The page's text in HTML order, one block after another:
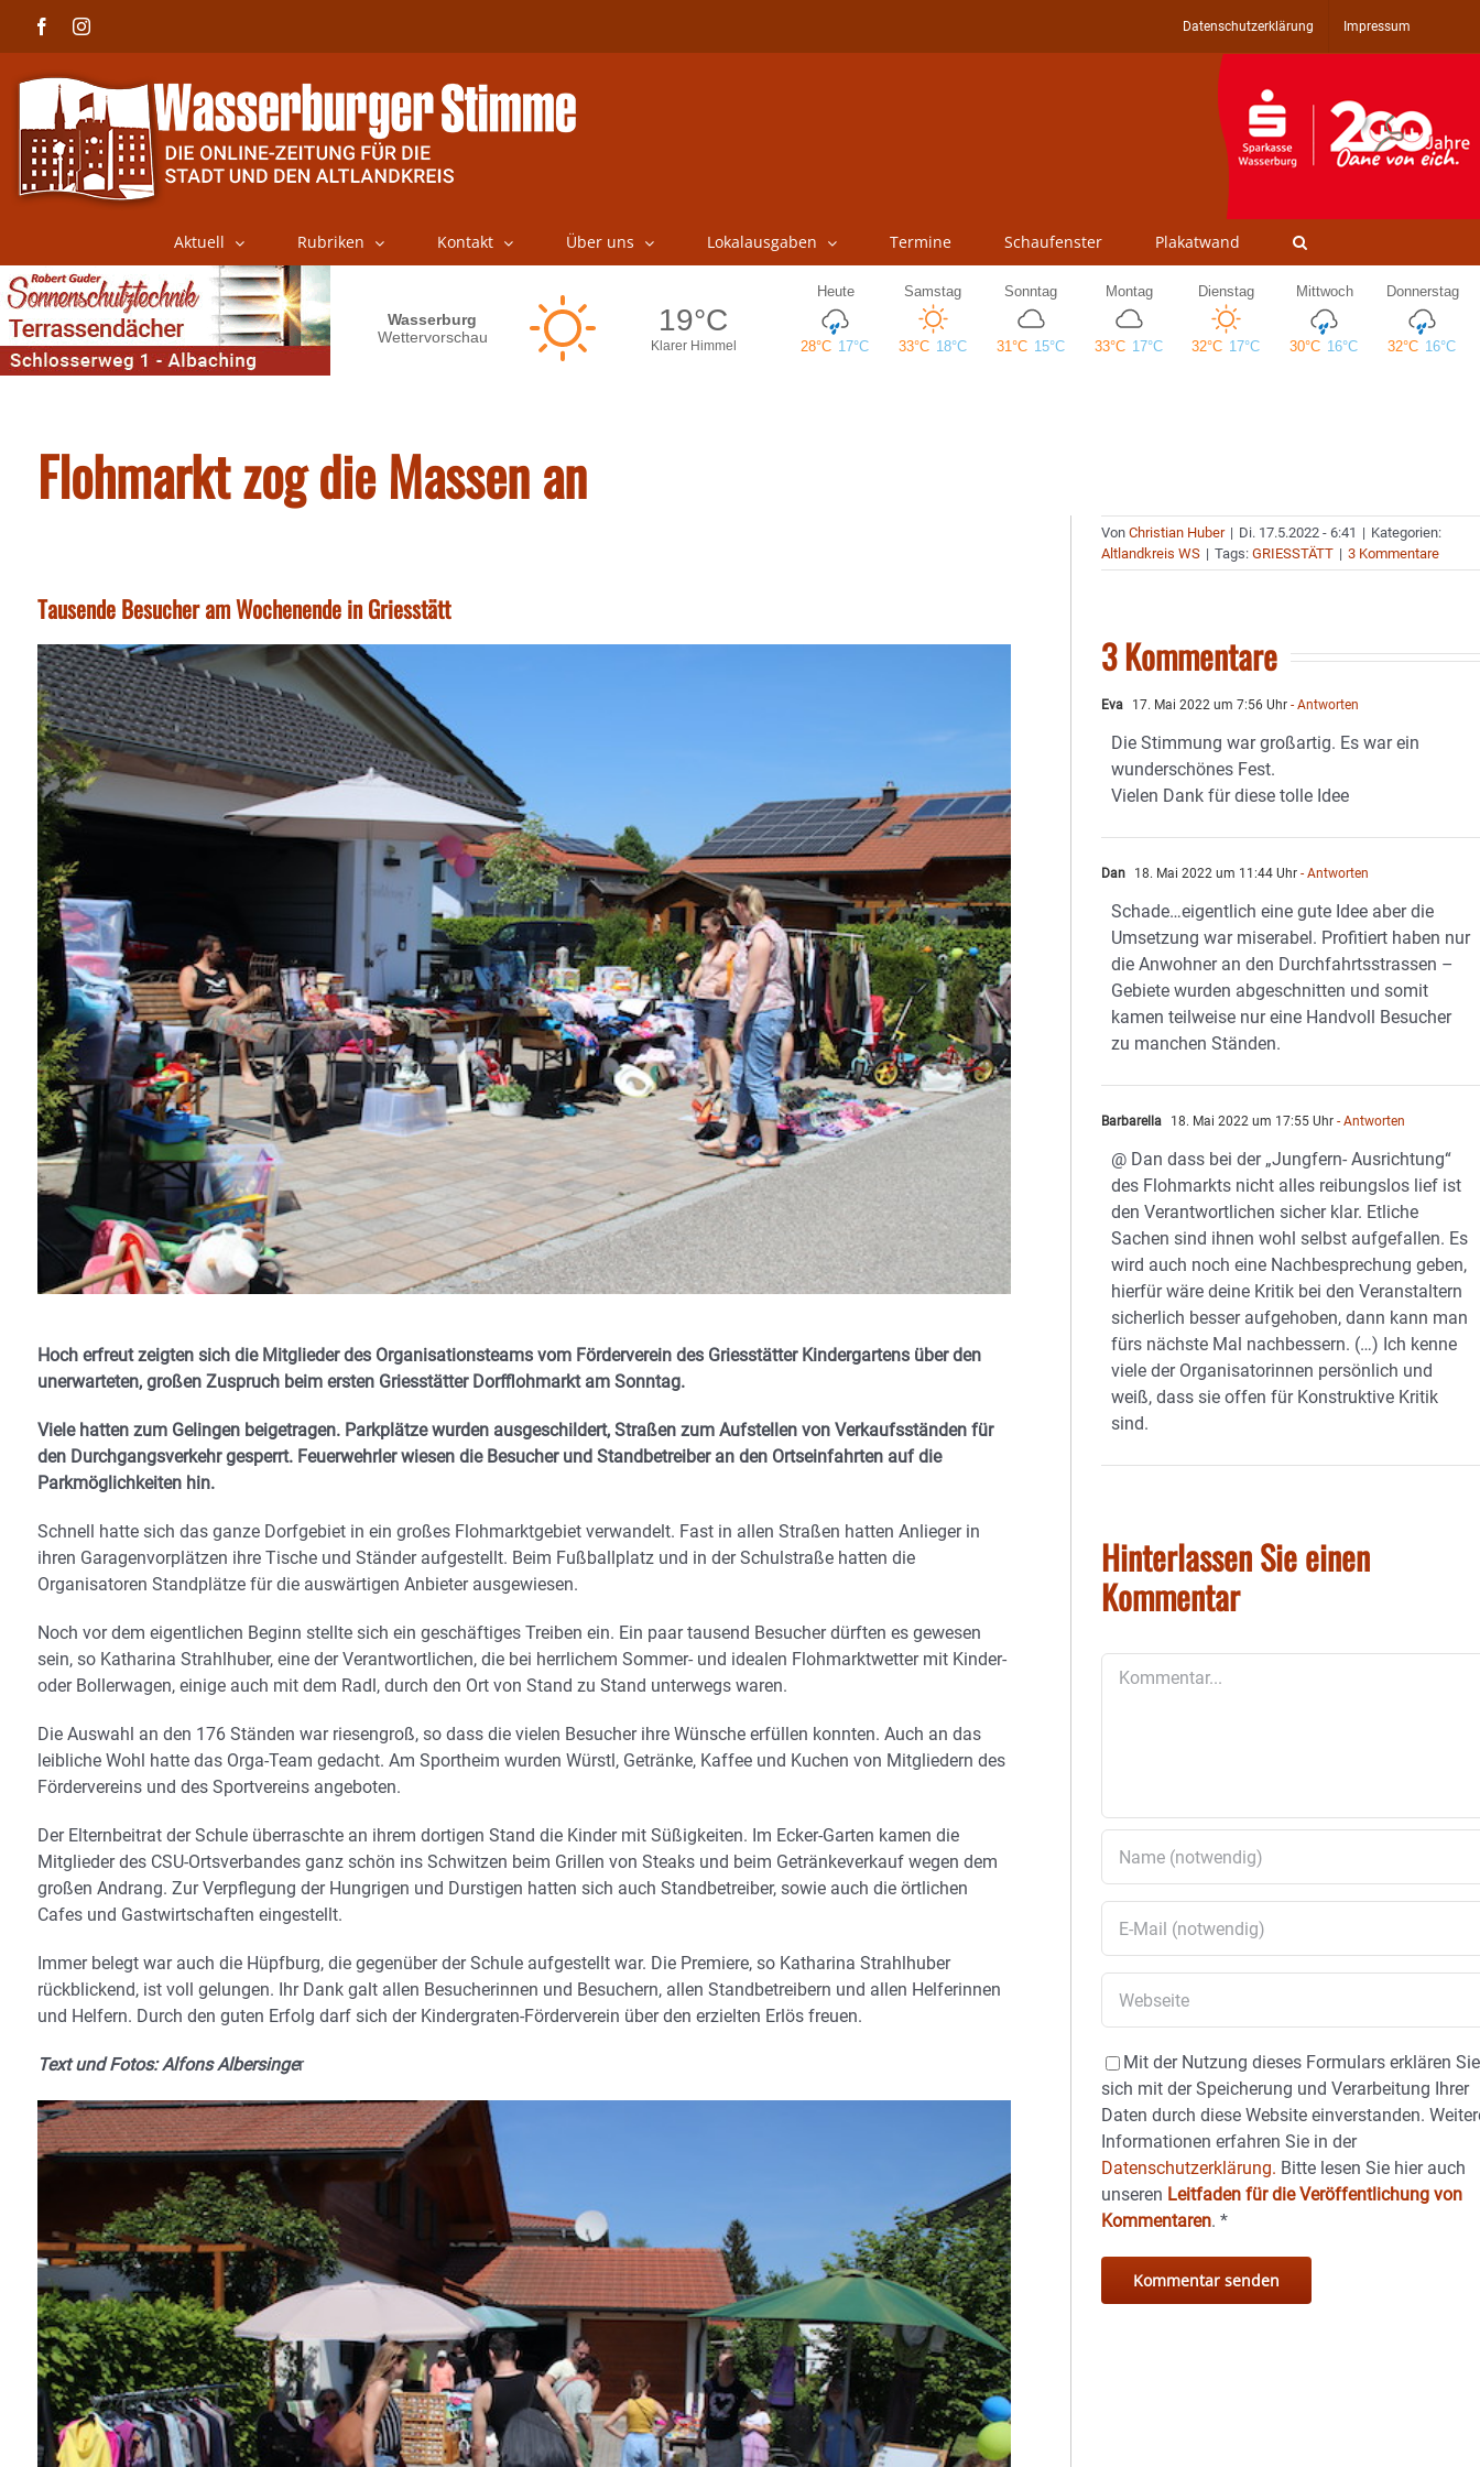
FacebookInstagram Datenschutzerklärung Impressum
Aktuell Rubriken Kontakt Über uns Lokalausgaben Termine Schaufenster Plakatwand
Flohmarkt zog die Massen an
Tausende Besucher am Wochenende in Griesstätt
Hoch erfreut zeigten sich die Mitglieder des Organisationsteams vom Förderverein des Griesstätter Kindergartens über den
unerwarteten, großen Zuspruch beim ersten Griesstätter Dorfflohmarkt am Sonntag.
Viele hatten zum Gelingen beigetragen. Parkplätze wurden ausgeschildert, Straßen zum Aufstellen von Verkaufsständen für
den Durchgangsverkehr gesperrt. Feuerwehrler wiesen die Besucher und Standbetreiber an den Ortseinfahrten auf die
Parkmöglichkeiten hin.
Schnell hatte sich das ganze Dorfgebiet in ein großes Flohmarktgebiet verwandelt. Fast in allen Straßen hatten Anlieger in
ihren Garagenvorplätzen ihre Tische und Ständer aufgestellt. Beim Fußballplatz und in der Schulstraße hatten die
Organisatoren Standplätze für die auswärtigen Anbieter ausgewiesen.
Noch vor dem eigentlichen Beginn stellte sich ein geschäftiges Treiben ein. Ein paar tausend Besucher dürften es gewesen
sein, so Katharina Strahlhuber, eine der Verantwortlichen, die bei herrlichem Sommer- und idealen Flohmarktwetter mit Kinder-
oder Bollerwagen, einige auch mit dem Radl, durch den Ort von Stand zu Stand unterwegs waren.
Die Auswahl an den 176 Ständen war riesengroß, so dass die vielen Besucher ihre Wünsche erfüllen konnten. Auch an das
leibliche Wohl hatte das Orga-Team gedacht. Am Sportheim wurden Würstl, Getränke, Kaffee und Kuchen von Mitgliedern des
Fördervereins und des Sportvereins angeboten.
Der Elternbeitrat der Schule überraschte an ihrem dortigen Stand die Kinder mit Süßigkeiten. Im Ecker-Garten kamen die
Mitglieder des CSU-Ortsverbandes ganz schön ins Schwitzen beim Grillen von Steaks und beim Getränkeverkauf wegen dem
großen Andrang. Zur Verpflegung der Hungrigen und Durstigen hatten sich auch Standbetreiber, sowie auch die örtlichen
Cafes und Gastwirtschaften eingestellt.
Immer belegt war auch die Hüpfburg, die gegenüber der Schule aufgestellt war. Die Premiere, so Katharina Strahlhuber
rückblickend, ist voll gelungen. Ihr Dank galt allen Besucherinnen und Besuchern, allen Standbetreibern und allen Helferinnen
und Helfern. Durch den guten Erfolg darf sich der Kindergraten-Förderverein über den erzielten Erlös freuen.
Text und Fotos: Alfons Albersinger
VonChristian Huber | Di. 17.5.2022 - 6:41 | Kategorien:
Altlandkreis WS | Tags:GRIESSTÄTT | 3 Kommentare
3 Kommentare
Eva 17. Mai 2022 um 7:56 Uhr - Antworten
Die Stimmung war großartig. Es war ein
wunderschönes Fest.
Vielen Dank für diese tolle Idee
Dan 18. Mai 2022 um 11:44 Uhr - Antworten
Schade…eigentlich eine gute Idee aber die
Umsetzung war miserabel. Profitiert haben nur
die Anwohner an den Durchfahrtsstrassen –
Gebiete wurden abgeschnitten und somit
kamen teilweise nur eine Handvoll Besucher
zu manchen Ständen.
Barbarella 18. Mai 2022 um 17:55 Uhr - Antworten
@ Dan dass bei der „Jungfern- Ausrichtung“
des Flohmarkts nicht alles reibungslos lief ist
den Verantwortlichen sicher klar. Etliche
Sachen sind ihnen wohl selbst aufgefallen. Es
wird auch noch eine Nachbesprechung geben,
hierfür wäre deine Kritik bei den Veranstaltern
sicherlich besser aufgehoben, dann kann man
fürs nächste Mal nachbessern. (…) Ich kenne
viele der Organisatorinnen persönlich und
weiß, dass sie offen für Konstruktive Kritik
sind.
Hinterlassen Sie einen
Kommentar
Mit der Nutzung dieses Formulars erklären Sie
sich mit der Speicherung und Verarbeitung Ihrer
Daten durch diese Website einverstanden.
Informationen erfahren Sie in der
Datenschutzerklärung. Bitte lesen Sie hier auch
unseren Leitfaden für die Veröffentlichung von
Kommentaren.*